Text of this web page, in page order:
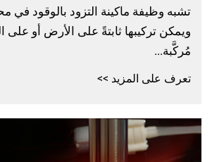
تشبه وظيفة ماكينة التزود بالوقود في
ويمكن تركيبها ثابتةً على الأرض أو على
مُركَّبة...
تعرف على المزيد >>